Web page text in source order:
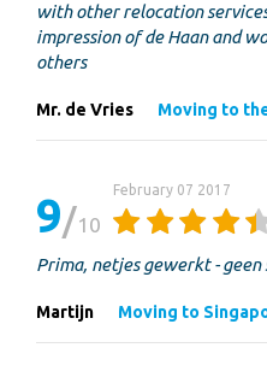
with other relocation
impression of de Haan and
others
Mr. de Vries Moving to
9 10
February 07 2017
Prima, netjes gewerkt - geen
Martijn Moving to